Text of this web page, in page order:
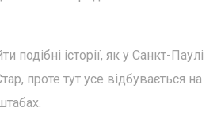
подібні історії, як у Санкт-Паулі
проте тут усе відбувається на